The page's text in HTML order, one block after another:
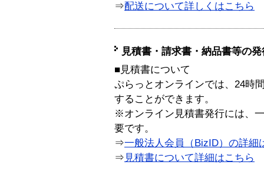
⇒配送について詳しくはこちら
見積書・請求書・納品書等の
■見積書について
ぷらっとオンラインでは、24時
することができます。
※オンライン見積書発行には、
要です。
⇒一般法人会員（BizID）の詳細
⇒ 見積書について詳細はこちら